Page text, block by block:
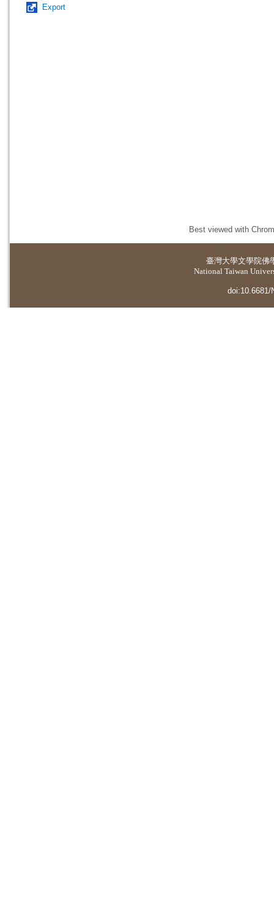
Export
Best viewed with
臺灣大學文學院佛
National Taiwan
doi:10.6681/